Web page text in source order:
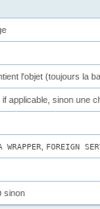
l'objet (toujours la
applicable, sinon une
WRAPPER, FOREIGN
sinon